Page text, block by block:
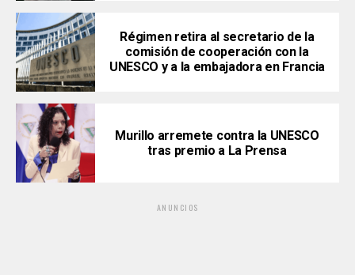
Régimen retira al secretario de la
comisión de cooperación con la
UNESCO y a la embajadora en Francia
Murillo arremete contra la UNESCO
tras premio a La Prensa
ANUNCIOS